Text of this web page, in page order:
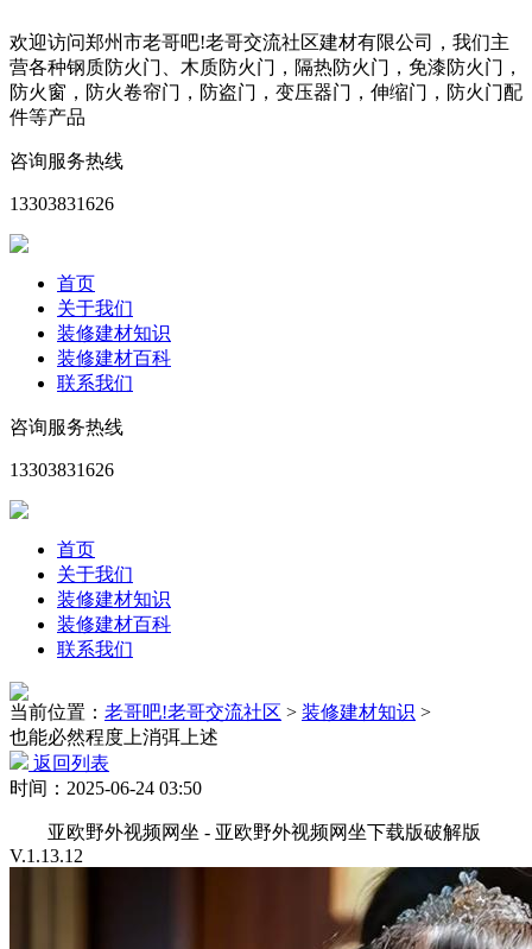
欢迎访问郑州市老哥吧!老哥交流社区建材有限公司，我们主
营各种钢质防火门、木质防火门，隔热防火门，免漆防火门，
防火窗，防火卷帘门，防盗门，变压器门，伸缩门，防火门配
件等产品
咨询服务热线
13303831626
首页
关于我们
装修建材知识
装修建材百科
联系我们
咨询服务热线
13303831626
首页
关于我们
装修建材知识
装修建材百科
联系我们
当前位置： 老哥吧!老哥交流社区 > 装修建材知识 >
也能必然程度上消弭上述
返回列表
时间：2025-06-24 03:50
亚欧野外视频网坐 - 亚欧野外视频网坐下载版破解版
V.1.13.12